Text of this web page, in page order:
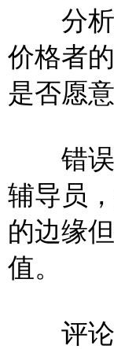
分析
价格者
是否愿
错误
辅导员
的边缘
值。
评论